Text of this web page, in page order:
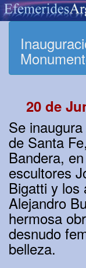
20 de
Se
de Santa
Bandera,
escultores
Bigatti y los
Alejandro
hermosa
desnudo
belleza.